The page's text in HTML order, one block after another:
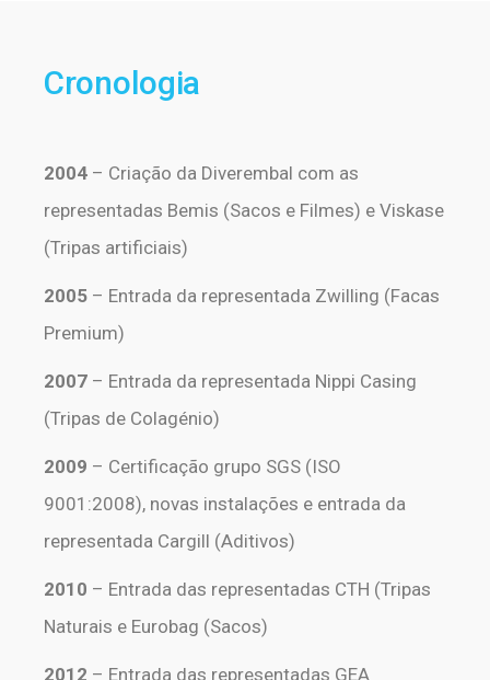
Cronologia
2004 – Criação da Diverembal com as
representadas Bemis (Sacos e Filmes) e Viskase
(Tripas artificiais)
2005 – Entrada da representada Zwilling (Facas
Premium)
2007 – Entrada da representada Nippi Casing
(Tripas de Colagénio)
2009 – Certificação grupo SGS (ISO
9001:2008), novas instalações e entrada da
representada Cargill (Aditivos)
2010 – Entrada das representadas CTH (Tripas
Naturais e Eurobag (Sacos)
2012 – Entrada das representadas GEA